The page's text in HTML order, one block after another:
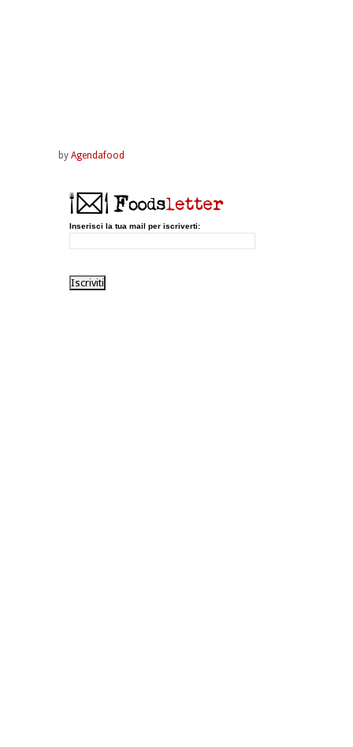
by Agendafood
Inserisci la tua mail per iscriverti: